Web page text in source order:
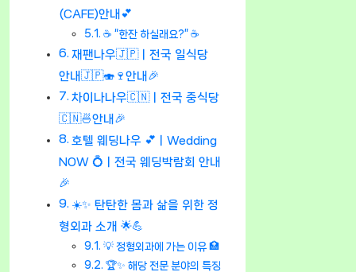
(CAFE)안내💕
☕ “한잔 하실래요?” ☕
재팬나우🇯🇵ㅣ전국 일식당
안내🇯🇵🍣🍷안내🎉
차이나나우🇨🇳ㅣ전국 중식당
🇨🇳🍜안내🎉
호텔 웨딩나우 💕ㅣWedding
NOW 💍ㅣ전국 웨딩박람회 안내
🎉
☀️✨ 탄탄한 몸과 삶을 위한 정
형외과 소개 🌟💪
💡 정형외과에 가는 이유 🏥
🏆✨ 해당 전문 분야의 특징